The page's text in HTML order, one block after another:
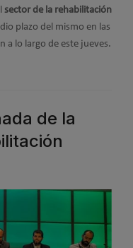
sector de la rehabilitación
plazo del mismo en las
a lo largo de este jueves.
de la